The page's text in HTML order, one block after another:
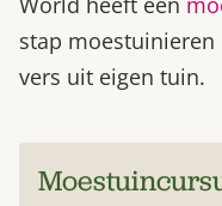
stap
vers uit eigen tuin.